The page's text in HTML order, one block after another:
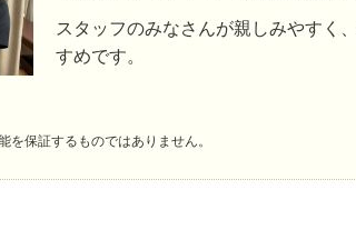
スタッフのみなさんが親しみやすく
すめです。
保証するものではありません。